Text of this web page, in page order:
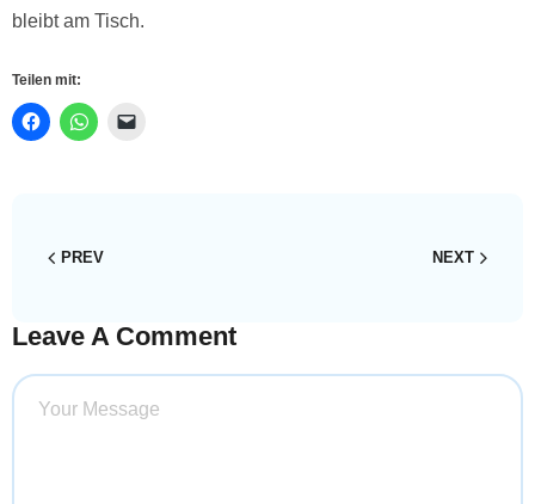
bleibt am Tisch.
Teilen mit:
PREV NEXT
Leave A Comment